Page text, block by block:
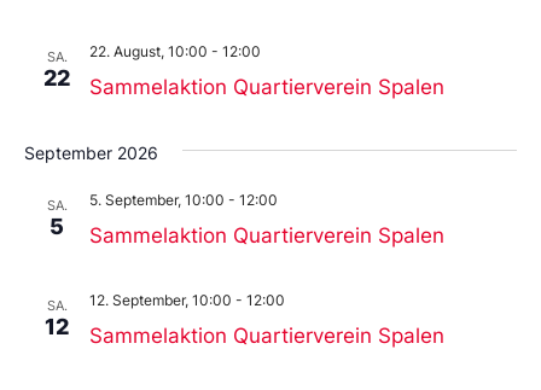
SA.
22 Sammelaktion Quartierverein Spalen
22. August, 10:00 - 12:00
September 2026
SA.
5 Sammelaktion Quartierverein Spalen
5. September, 10:00 - 12:00
SA.
12 Sammelaktion Quartierverein Spalen
12. September, 10:00 - 12:00